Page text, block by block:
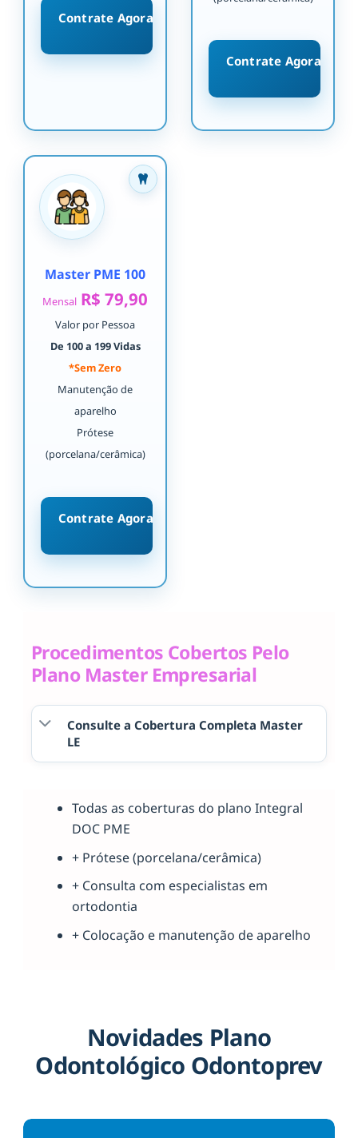
Contrate Agora
Contrate Agora
Master PME 100
Mensal R$ 79,90
Valor por Pessoa
De 100 a 199 Vidas
*Sem Zero
Manutenção de
aparelho
Prótese
(porcelana/cerâmica)
Contrate Agora
Procedimentos Cobertos Pelo
Plano Master Empresarial
Consulte a Cobertura Completa Master
LE
Todas as coberturas do plano Integral
DOC PME
+ Prótese (porcelana/cerâmica)
+ Consulta com especialistas em
ortodontia
+ Colocação e manutenção de aparelho
Novidades Plano
Odontológico Odontoprev